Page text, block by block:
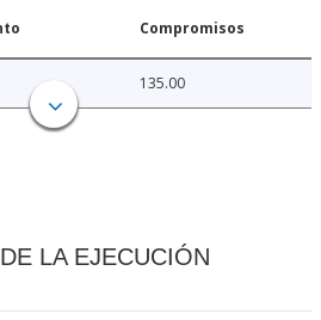
Compromisos
135.00
LA EJECUCIÓN